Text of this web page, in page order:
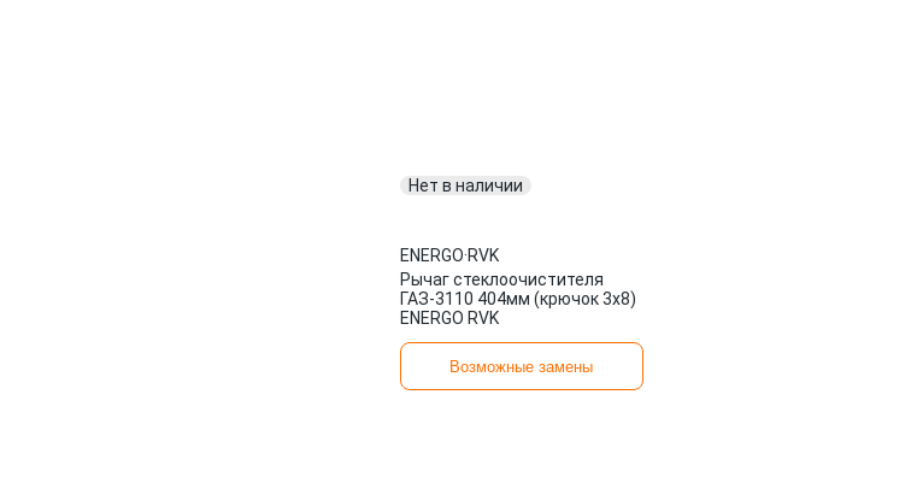
Нет в наличии
ENERGO·RVK
Рычаг стеклоочистителя
ГАЗ-3110 404мм (крючок 3х8)
ENERGO RVK
Возможные замены